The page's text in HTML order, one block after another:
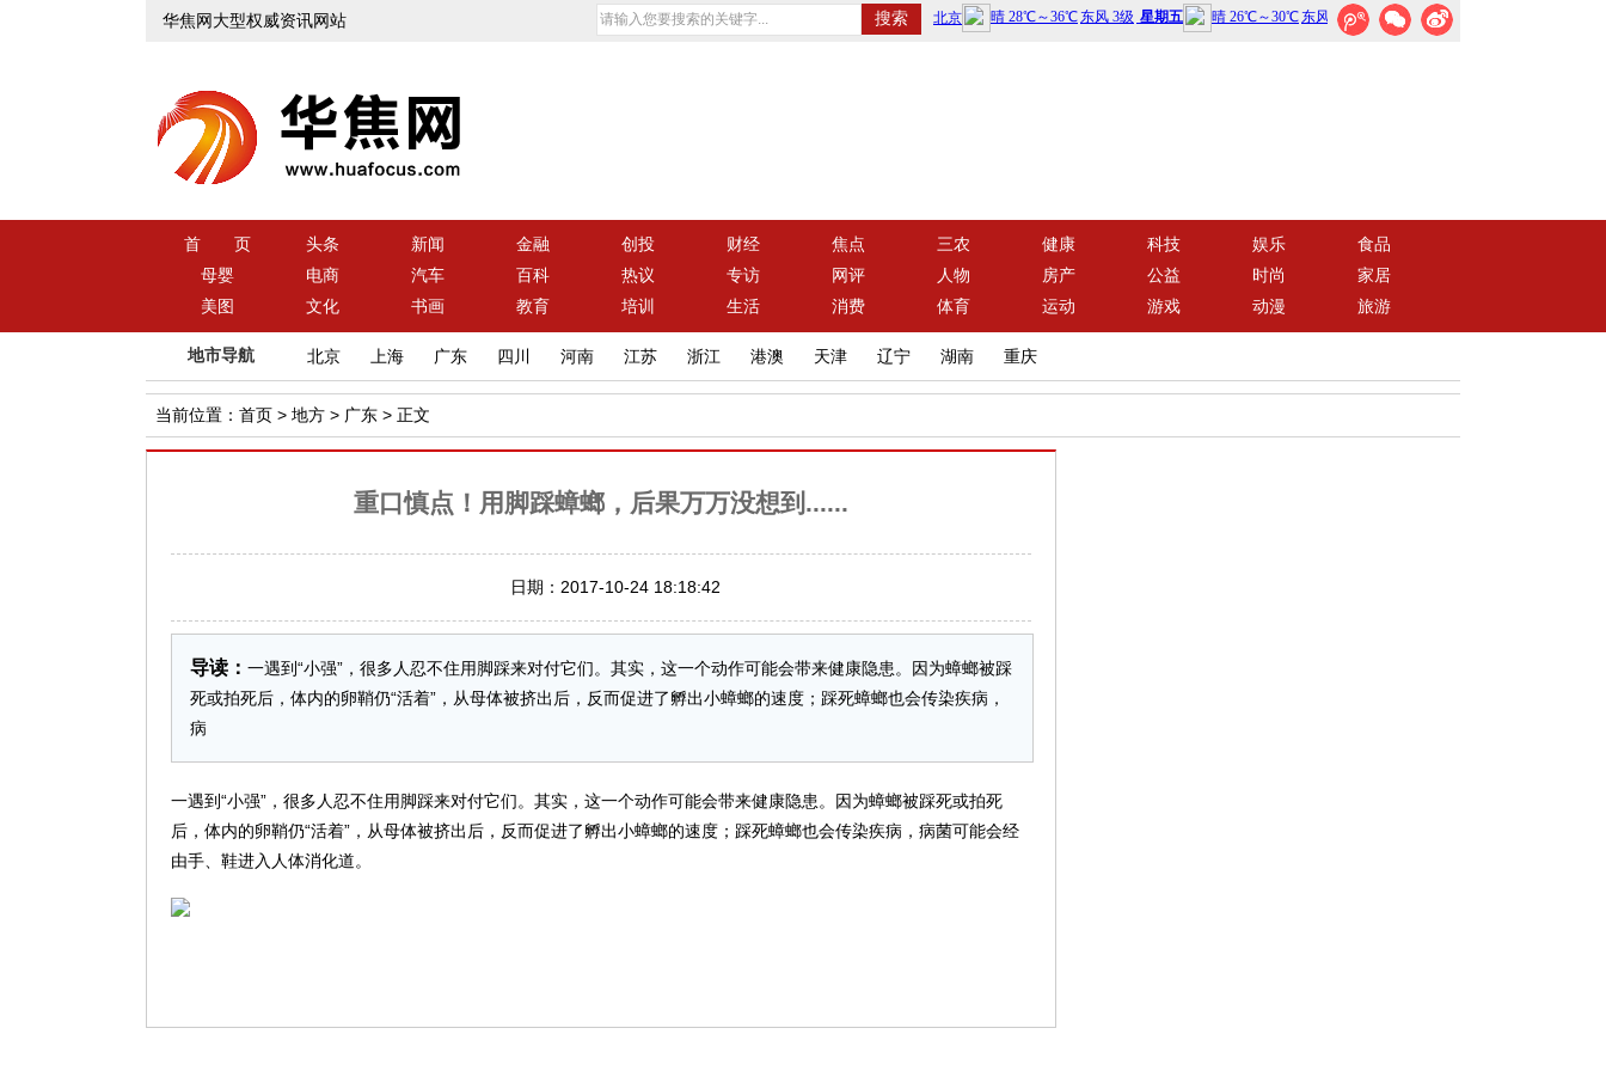
华焦网大型权威资讯网站
首 页 头条 新闻 金融 创投 财经 焦点 三农 健康 科技 娱乐
食品
母婴
电商 汽车 百科 热议 专访 网评 人物 房产 公益 时尚
家居
美图
文化 书画 教育 培训 生活 消费 体育 运动 游戏 动漫 旅游
地市导航 北京 上海 广东 四川 河南 江苏 浙江 港澳 天津 辽宁 湖南 重庆
当前位置： 首页 > 地方 > 广东 > 正文
重口慎点！用脚踩蟑螂，后果万万没想到......
日期：2017-10-24 18:18:42
导读： 一遇到“小强”，很多人忍不住用脚踩来对付它们。其实，这一个动作可能会带来健康隐患。因为蟑螂被踩
死或拍死后，体内的卵鞘仍“活着”，从母体被挤出后，反而促进了孵出小蟑螂的速度；踩死蟑螂也会传染疾病，
病
一遇到“小强”，很多人忍不住用脚踩来对付它们。其实，这一个动作可能会带来健康隐患。因为蟑螂被踩死或拍死
后，体内的卵鞘仍“活着”，从母体被挤出后，反而促进了孵出小蟑螂的速度；踩死蟑螂也会传染疾病，病菌可能会经
由手、鞋进入人体消化道。